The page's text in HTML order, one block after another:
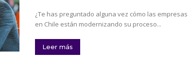
¿Te has preguntado alguna vez cómo las empresas
en Chile están modernizando su proceso...
Leer más